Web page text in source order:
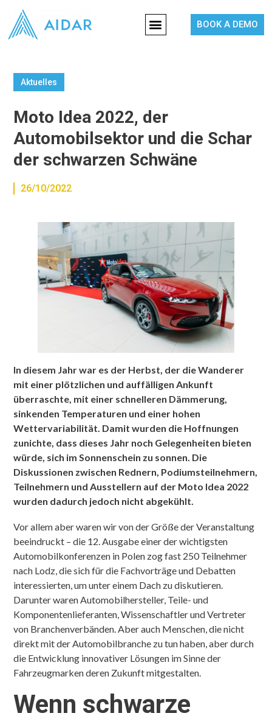
BOOK A DEMO
Aktuelles
Moto Idea 2022, der
Automobilsektor und die Schar
der schwarzen Schwäne
26/10/2022
In diesem Jahr war es der Herbst, der die Wanderer
mit einer plötzlichen und auffälligen Ankunft
überraschte, mit einer schnelleren Dämmerung,
sinkenden Temperaturen und einer hohen
Wettervariabilität. Damit wurden die Hoffnungen
zunichte, dass dieses Jahr noch Gelegenheiten bieten
würde, sich im Sonnenschein zu sonnen. Die
Diskussionen zwischen Rednern, Podiumsteilnehmern,
Teilnehmern und Ausstellern auf der Moto Idea 2022
wurden dadurch jedoch nicht abgekühlt.
Vor allem aber waren wir von der Größe der Veranstaltung
beeindruckt – die 12. Ausgabe einer der wichtigsten
Automobilkonferenzen in Polen zog fast 250 Teilnehmer
nach Lodz, die sich für die Fachvorträge und Debatten
interessierten, um unter einem Dach zu diskutieren.
Darunter waren Automobilhersteller, Teile- und
Komponentenlieferanten, Wissenschaftler und Vertreter
von Branchenverbänden. Aber auch Menschen, die nicht
direkt mit der Automobilbranche zu tun haben, aber durch
die Entwicklung innovativer Lösungen im Sinne der
Fahrzeugmarken deren Zukunft mitgestalten.
Wenn schwarze